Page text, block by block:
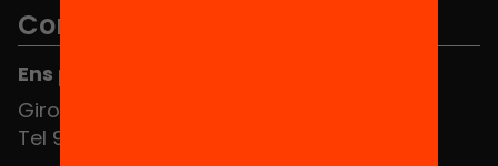
Contacte
Ens pots trobar al Hub Social
Girona 34, interior 08010 Barcelona
Tel 934 588 700